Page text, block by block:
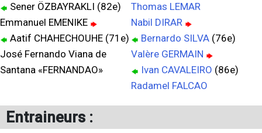
Sener ÖZBAYRAKLI (82e)
Emmanuel EMENIKE
Aatif CHAHECHOUHE (71e)
José Fernando Viana de
Santana «FERNANDAO»
Thomas LEMAR
Nabil DIRAR
Bernardo SILVA (76e)
Valère GERMAIN
Ivan CAVALEIRO (86e)
Radamel FALCAO
Entraineurs :